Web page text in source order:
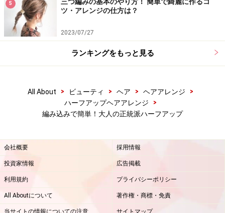
5
三つ編みの基本のやり方！ 簡単で綺麗に作るコ
ツ・アレンジの仕方は？
2023/07/27
ランキングをもっと見る
All About > ビューティ > ヘア > ヘアアレンジ
>
ハーフアップヘアアレンジ
>
編み込みで簡単！大人の正統派ハーフアップ
会社概要 採用情報
投資家情報 広告掲載
利用規約 プライバシーポリシー
All Aboutについて 著作権・商標・免責